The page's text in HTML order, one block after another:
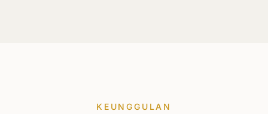
KEUNGGULAN